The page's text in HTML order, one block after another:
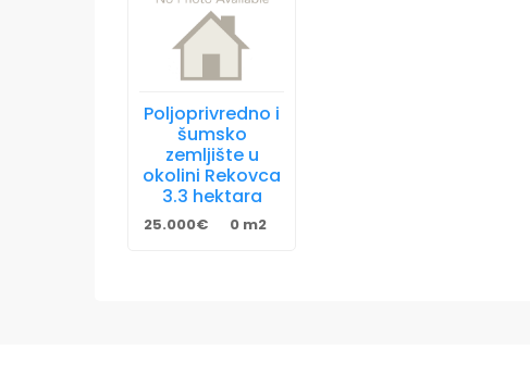
Poljoprivredno i
šumsko
zemljište u
okolini Rekovca
3.3 hektara
25.000€ 0 m2